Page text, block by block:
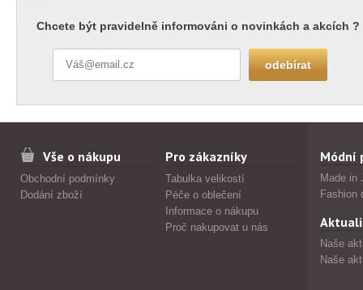
Chcete být pravidelně informováni o novinkách a akcích ?
Vše o nákupu
Obchodní podmínky
Dodání zboží
Pro zákazníky
Tabulka velikostí
Péče o oblečení
Informace o nákupu
Proč nakupovat u nás
Módní
Made in
Fashion
Naše
Naše